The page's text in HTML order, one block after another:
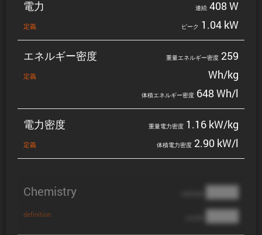
電力
定義
連続 408 W
ピーク 1.04 kW
エネルギー密度
定義
重量エネルギー密度 259
Wh/kg
体積エネルギー密度 648 Wh/l
電力密度
定義
重量電力密度 1.16 kW/kg
体積電力密度 2.90 kW/l
Chemistry
definition
████
████